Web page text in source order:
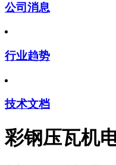
公司消息
行业趋势
技术文档
彩钢压瓦机